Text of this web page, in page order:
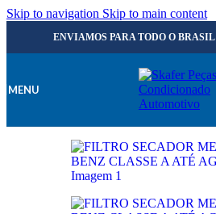
Skip to navigation Skip to main content
ENVIAMOS PARA TODO O BRASIL
MENU